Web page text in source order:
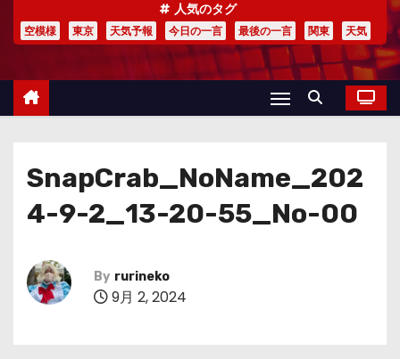
人気のタグ
空模様 東京 天気予報 今日の一言 最後の一言 関東 天気
SnapCrab_NoName_202
4-9-2_13-20-55_No-00
By rurineko
9月 2, 2024